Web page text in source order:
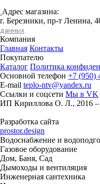
Адрес магазина:
г. Березники, пр-т Ленина,
данных
Компания
Главная Контакты
Покупателю
Каталог Политика
Основной телефон +7 (950)
E-mail teplo-ntv@yandex.ru
Ссылки и соцсети Мы в VK
ИП Кириллова О. Л., 2016 –
Разработка сайта
prostor.design
Водоснабжение и
Газовое оборудование
Дом, Баня, Сад
Дымоходы и вентиляция
Инженерная сантехника